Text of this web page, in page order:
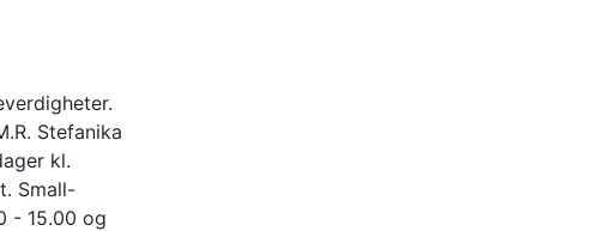
Stefanika
kl.
Small-
- 15.00 og